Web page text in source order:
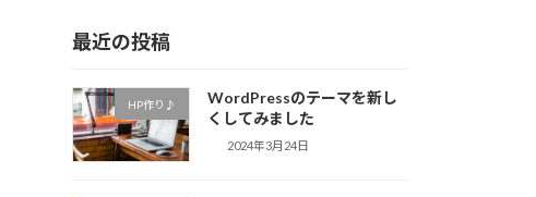
最近の投稿
HP作り♪
WordPressのテーマを新し
くしてみました
2024年3月24日